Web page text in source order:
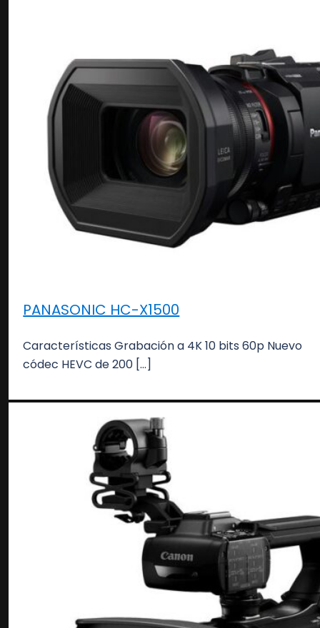
PANASONIC HC-X1500
Características Grabación a 4K 10 bits 60p Nuevo
códec HEVC de 200 […]